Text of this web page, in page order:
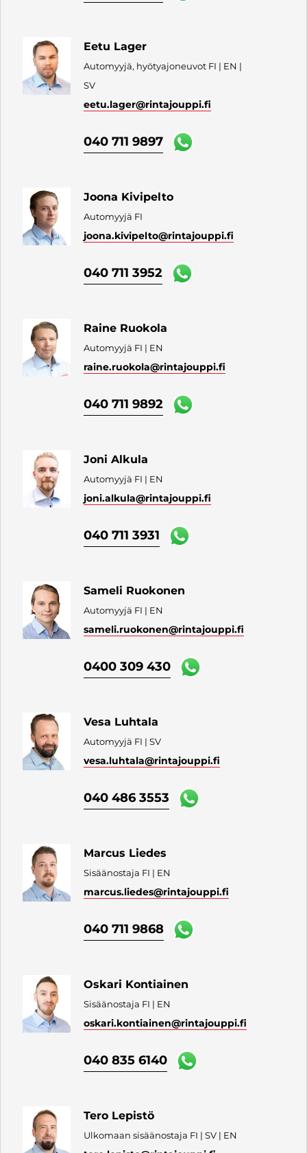
Eetu Lager
Automyyjä, hyötyajoneuvot FI | EN |
SV
eetu.lager@rintajouppi.fi
040 711 9897
Joona Kivipelto
Automyyjä FI
joona.kivipelto@rintajouppi.fi
040 711 3952
Raine Ruokola
Automyyjä FI | EN
raine.ruokola@rintajouppi.fi
040 711 9892
Joni Alkula
Automyyjä FI | EN
joni.alkula@rintajouppi.fi
040 711 3931
Sameli Ruokonen
Automyyjä FI | EN
sameli.ruokonen@rintajouppi.fi
0400 309 430
Vesa Luhtala
Automyyjä FI | SV
vesa.luhtala@rintajouppi.fi
040 486 3553
Marcus Liedes
Sisäänostaja FI | EN
marcus.liedes@rintajouppi.fi
040 711 9868
Oskari Kontiainen
Sisäänostaja FI | EN
oskari.kontiainen@rintajouppi.fi
040 835 6140
Tero Lepistö
Ulkomaan sisäänostaja FI | SV | EN